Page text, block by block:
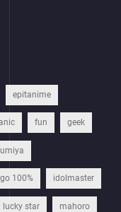
epitanime
fun geek
100% idolmaster
lucky star mahoro